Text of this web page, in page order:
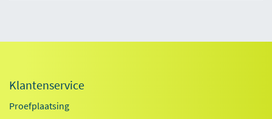
Klantenservice
Proefplaatsing